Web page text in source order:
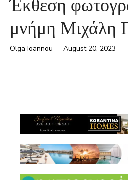
μνήμη Μιχάλη
Olga Ioannou August 20, 2023